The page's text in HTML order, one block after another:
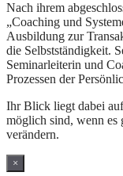
Nach ihrem
„Coaching und
Ausbildung zur
die Selbstständigkeit.
Seminarleiterin und
Prozessen der
Ihr Blick liegt dabei
möglich sind, wenn es
verändern.
×